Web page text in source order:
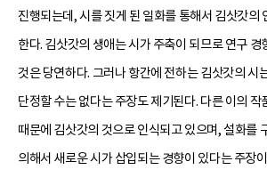
진행되는데, 시를 짓게 된 일화를 통해서 김삿갓의
한다. 김삿갓의 생애는 시가 주축이 되므로 연구
것은 당연하다. 그러나 항간에 전하는 김삿갓의 시
단정할 수는 없다는 주장도 제기된다. 다른 이의
때문에 김삿갓의 것으로 인식되고 있으며, 설화를
의해서 새로운 시가 삽입되는 경향이 있다는 주장